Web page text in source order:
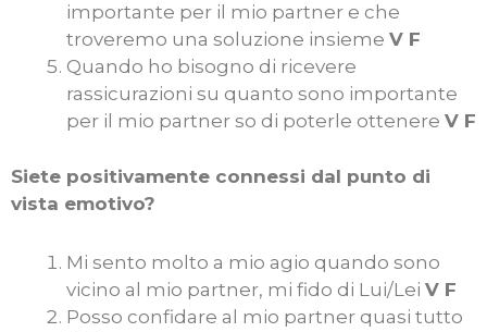
importante per il mio partner e che
troveremo una soluzione insieme V F
Quando ho bisogno di ricevere
rassicurazioni su quanto sono importante
per il mio partner so di poterle ottenere V F
Siete positivamente connessi dal punto di
vista emotivo?
Mi sento molto a mio agio quando sono
vicino al mio partner, mi fido di Lui/Lei V F
Posso confidare al mio partner quasi tutto